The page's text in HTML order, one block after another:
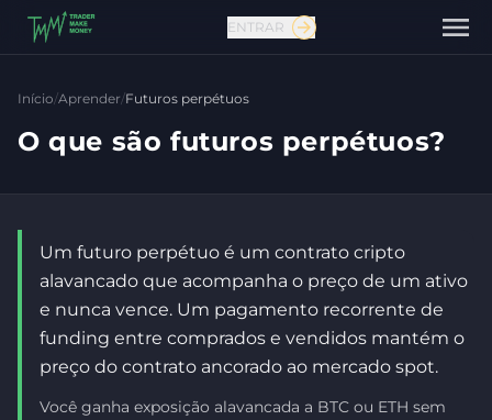
ENTRAR
Início/Aprender/Futuros perpétuos
O que são futuros perpétuos?
Um futuro perpétuo é um contrato cripto
alavancado que acompanha o preço de um ativo
e nunca vence. Um pagamento recorrente de
funding entre comprados e vendidos mantém o
preço do contrato ancorado ao mercado spot.
Você ganha exposição alavancada a BTC ou ETH sem